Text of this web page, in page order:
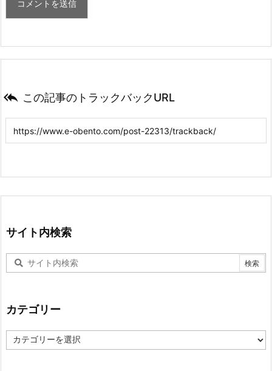
 この記事のトラックバックURL
サイト内検索
カテゴリー
テ